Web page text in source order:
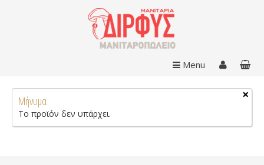
Menu
×
Μήνυμα
Το προϊόν δεν υπάρχει.